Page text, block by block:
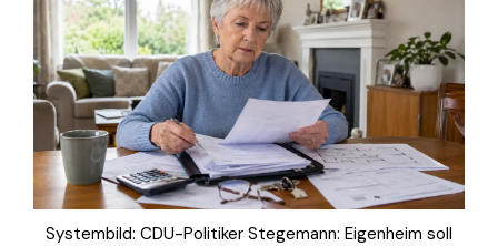
Systembild: CDU-Politiker Stegemann: Eigenheim soll